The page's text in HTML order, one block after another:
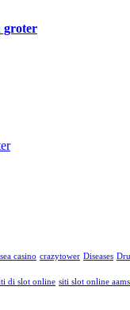
groter
casino crazytower Diseases
di slot online siti slot online aams